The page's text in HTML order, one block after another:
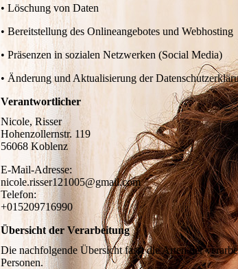
• Löschung von Daten
• Bereitstellung des Onlineangebotes und Webhosting
• Präsenzen in sozialen Netzwerken (Social Media)
• Änderung und Aktualisierung der
Verantwortlicher
Nicole, Risser
Hohenzollernstr. 119
56068 Koblenz
E-Mail-Adresse:
nicole.risser121005@gmail.com
Telefon:
+015209716990
Übersicht der Verarbeitung
Die nachfolgende Übersicht fasst die Arten der
Personen.